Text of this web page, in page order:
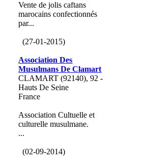
Vente de jolis caftans
marocains confectionnés
par...
(27-01-2015)
Association Des
Musulmans De Clamart
CLAMART (92140), 92 -
Hauts De Seine
France
Association Cultuelle et
culturelle musulmane.
...
(02-09-2014)